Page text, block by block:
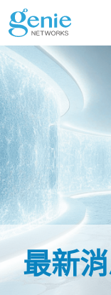
產品
GenieATM系列
GenieATM
深度流量透析與超
GenieATM FLB
解決方案
AI 驅動網路安全
提供智能流量檢測
內容中心
投資人專區
最新